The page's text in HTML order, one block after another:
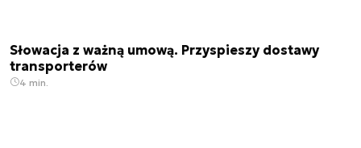
Słowacja z ważną umową. Przyspieszy dostawy
transporterów
4 min.